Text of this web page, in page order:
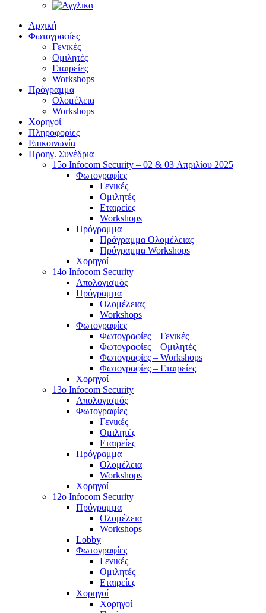
Αρχική
Φωτογραφίες
Γενικές
Ομιλητές
Εταιρείες
Workshops
Πρόγραμμα
Ολομέλεια
Workshops
Χορηγοί
Πληροφορίες
Επικοινωνία
Προηγ. Συνέδρια
15o Infocom Security – 02 & 03 Απριλίου 2025
Φωτογραφίες
Γενικές
Ομιλητές
Εταιρείες
Workshops
Πρόγραμμα
Πρόγραμμα Ολομέλειας
Πρόγραμμα Workshops
Χορηγοί
14o Infocom Security
Απολογισμός
Πρόγραμμα
Ολομέλειας
Workshops
Φωτογραφίες
Φωτογραφίες – Γενικές
Φωτογραφίες – Ομιλητές
Φωτογραφίες – Workshops
Φωτογραφίες – Εταιρείες
Χορηγοί
13o Infocom Security
Απολογισμός
Φωτογραφίες
Γενικές
Ομιλητές
Εταιρείες
Πρόγραμμα
Ολομέλεια
Workshops
Χορηγοί
12o Infocom Security
Πρόγραμμα
Ολομέλεια
Workshops
Lobby
Φωτογραφίες
Γενικές
Ομιλητές
Εταιρείες
Χορηγοί
Χορηγοί